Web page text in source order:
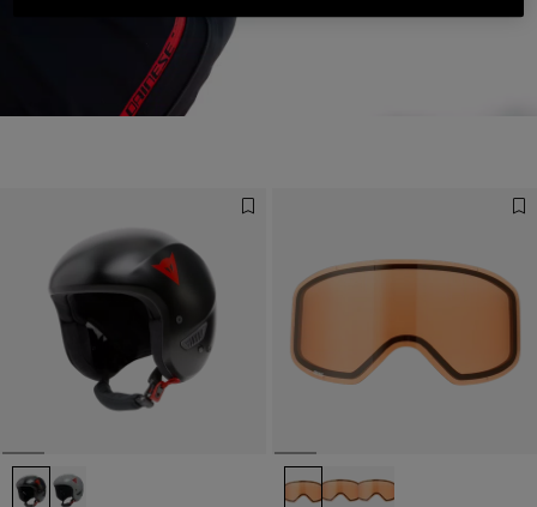
¿Cómo se elige el casco de esquí?